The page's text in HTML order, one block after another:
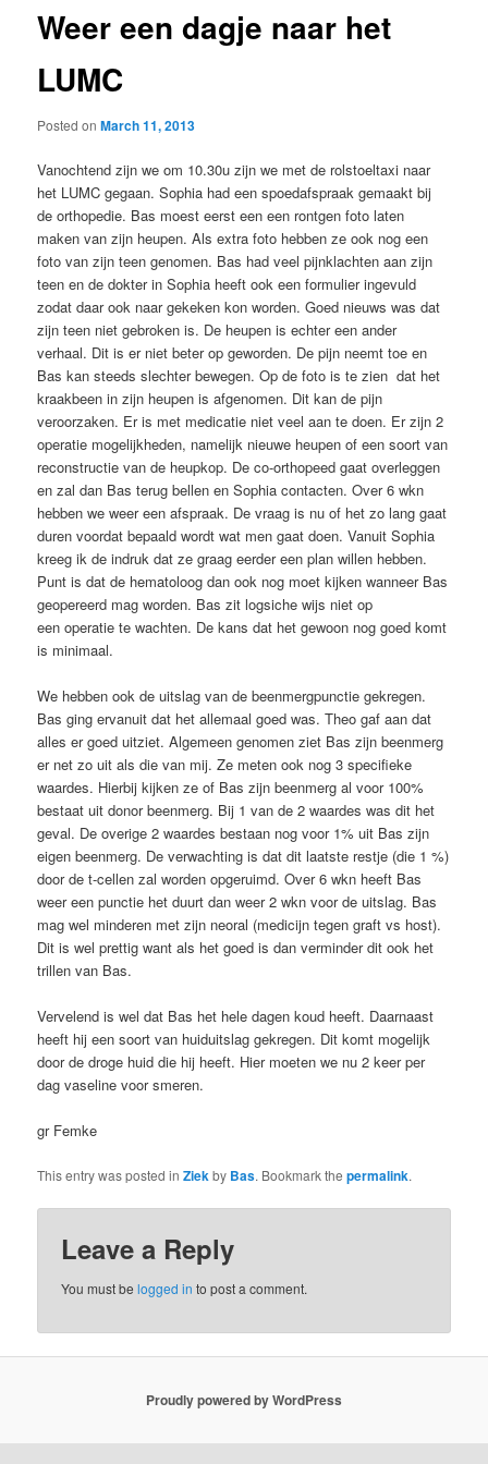
Weer een dagje naar het
LUMC
Posted onMarch 11, 2013
Vanochtend zijn we om 10.30u zijn we met de rolstoeltaxi naar
het LUMC gegaan. Sophia had een spoedafspraak gemaakt bij
de orthopedie. Bas moest eerst een een rontgen foto laten
maken van zijn heupen. Als extra foto hebben ze ook nog een
foto van zijn teen genomen. Bas had veel pijnklachten aan zijn
teen en de dokter in Sophia heeft ook een formulier ingevuld
zodat daar ook naar gekeken kon worden. Goed nieuws was dat
zijn teen niet gebroken is. De heupen is echter een ander
verhaal. Dit is er niet beter op geworden. De pijn neemt toe en
Bas kan steeds slechter bewegen. Op de foto is te zien dat het
kraakbeen in zijn heupen is afgenomen. Dit kan de pijn
veroorzaken. Er is met medicatie niet veel aan te doen. Er zijn 2
operatie mogelijkheden, namelijk nieuwe heupen of een soort van
reconstructie van de heupkop. De co-orthopeed gaat overleggen
en zal dan Bas terug bellen en Sophia contacten. Over 6 wkn
hebben we weer een afspraak. De vraag is nu of het zo lang gaat
duren voordat bepaald wordt wat men gaat doen. Vanuit Sophia
kreeg ik de indruk dat ze graag eerder een plan willen hebben.
Punt is dat de hematoloog dan ook nog moet kijken wanneer Bas
geopereerd mag worden. Bas zit logsiche wijs niet op
een operatie te wachten. De kans dat het gewoon nog goed komt
is minimaal.
We hebben ook de uitslag van de beenmergpunctie gekregen.
Bas ging ervanuit dat het allemaal goed was. Theo gaf aan dat
alles er goed uitziet. Algemeen genomen ziet Bas zijn beenmerg
er net zo uit als die van mij. Ze meten ook nog 3 specifieke
waardes. Hierbij kijken ze of Bas zijn beenmerg al voor 100%
bestaat uit donor beenmerg. Bij 1 van de 2 waardes was dit het
geval. De overige 2 waardes bestaan nog voor 1% uit Bas zijn
eigen beenmerg. De verwachting is dat dit laatste restje (die 1 %)
door de t-cellen zal worden opgeruimd. Over 6 wkn heeft Bas
weer een punctie het duurt dan weer 2 wkn voor de uitslag. Bas
mag wel minderen met zijn neoral (medicijn tegen graft vs host).
Dit is wel prettig want als het goed is dan verminder dit ook het
trillen van Bas.
Vervelend is wel dat Bas het hele dagen koud heeft. Daarnaast
heeft hij een soort van huiduitslag gekregen. Dit komt mogelijk
door de droge huid die hij heeft. Hier moeten we nu 2 keer per
dag vaseline voor smeren.
gr Femke
This entry was posted inZiek by Bas. Bookmark thepermalink.
Leave a Reply
You must belogged in to post a comment.
Proudly powered by WordPress